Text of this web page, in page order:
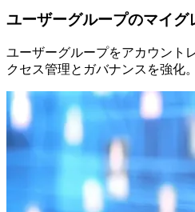
ユーザーグループのマイグ
ユーザーグループをアカウント
クセス管理とガバナンスを強化。